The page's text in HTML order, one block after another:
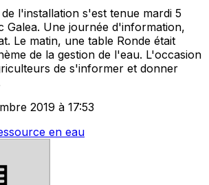
l'installation s'est tenue mardi 5
Galea. Une journée d'information,
Le matin, une table Ronde était
de la gestion de l'eau. L'occasion
de s'informer et donner
2019 à 17:53
en eau